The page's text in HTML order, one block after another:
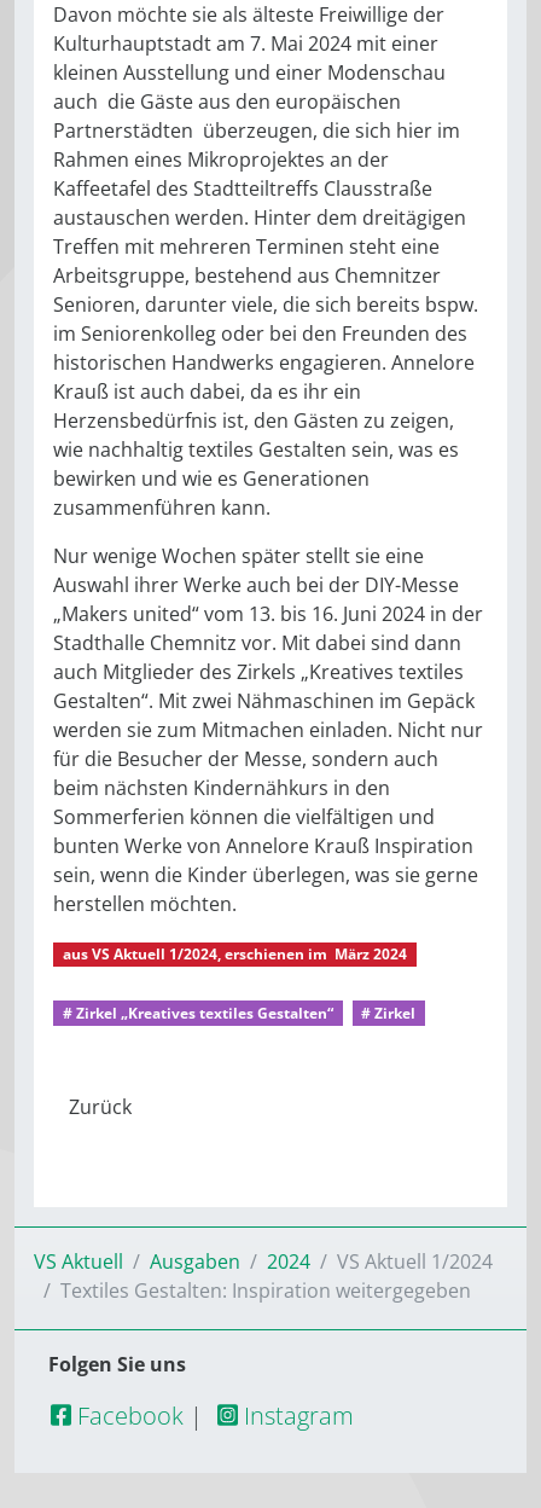
Davon möchte sie als älteste Freiwillige der
Kulturhauptstadt am 7. Mai 2024 mit einer
kleinen Ausstellung und einer Modenschau
auch die Gäste aus den europäischen
Partnerstädten überzeugen, die sich hier im
Rahmen eines Mikroprojektes an der
Kaffeetafel des Stadtteiltreffs Clausstraße
austauschen werden. Hinter dem dreitägigen
Treffen mit mehreren Terminen steht eine
Arbeitsgruppe, bestehend aus Chemnitzer
Senioren, darunter viele, die sich bereits bspw.
im Seniorenkolleg oder bei den Freunden des
historischen Handwerks engagieren. Annelore
Krauß ist auch dabei, da es ihr ein
Herzensbedürfnis ist, den Gästen zu zeigen,
wie nachhaltig textiles Gestalten sein, was es
bewirken und wie es Generationen
zusammenführen kann.
Nur wenige Wochen später stellt sie eine
Auswahl ihrer Werke auch bei der DIY-Messe
„Makers united“ vom 13. bis 16. Juni 2024 in der
Stadthalle Chemnitz vor. Mit dabei sind dann
auch Mitglieder des Zirkels „Kreatives textiles
Gestalten“. Mit zwei Nähmaschinen im Gepäck
werden sie zum Mitmachen einladen. Nicht nur
für die Besucher der Messe, sondern auch
beim nächsten Kindernähkurs in den
Sommerferien können die vielfältigen und
bunten Werke von Annelore Krauß Inspiration
sein, wenn die Kinder überlegen, was sie gerne
herstellen möchten.
ausVS Aktuell 1/2024, erschienen im März 2024
# Zirkel „Kreatives textiles Gestalten“
# Zirkel
VS Aktuell Ausgaben 2024
VS Aktuell 1/2024
Textiles Gestalten: Inspiration weitergegeben
Folgen Sie uns
Facebook | Instagram